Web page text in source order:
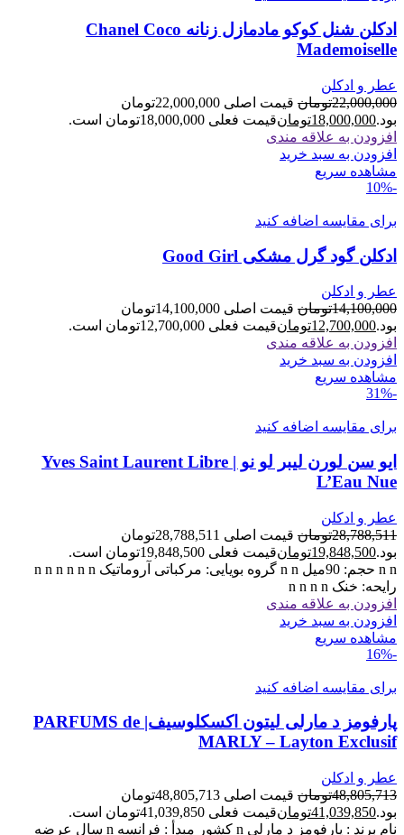
ادکلن شنل کوکو مادمازل زنانه Chanel Coco
Mademoiselle
عطر و ادکلن
22,000,000تومان
قیمت اصلی 22,000,000تومان
بود.18,000,000تومانقیمت فعلی 18,000,000تومان است.
افزودن به علاقه مندی
افزودن به سبد خرید
مشاهده سریع
-10%
برای مقایسه اضافه کنید
ادکلن گود گرل مشکی Good Girl
عطر و ادکلن
14,100,000تومان
قیمت اصلی 14,100,000تومان
بود.12,700,000تومانقیمت فعلی 12,700,000تومان است.
افزودن به علاقه مندی
افزودن به سبد خرید
مشاهده سریع
-31%
برای مقایسه اضافه کنید
ایو سن لورن لیبر لو نو | Yves Saint Laurent Libre
L’Eau Nue
عطر و ادکلن
28,788,511تومان
قیمت اصلی 28,788,511تومان
بود.19,848,500تومانقیمت فعلی 19,848,500تومان است.
n n حجم: 90میل n n گروه بویایی: مرکباتی آروماتیک n n n n n n
رایحه: خنک n n n n
افزودن به علاقه مندی
افزودن به سبد خرید
مشاهده سریع
-16%
برای مقایسه اضافه کنید
پارفومز د مارلی لیتون اکسکلوسیف| PARFUMS de
MARLY – Layton Exclusif
عطر و ادکلن
48,805,713تومان
قیمت اصلی 48,805,713تومان
بود.41,039,850تومانقیمت فعلی 41,039,850تومان است.
نام برند : پارفومز د مارلی n کشور مبدأ : فرانسه n سال عرضه